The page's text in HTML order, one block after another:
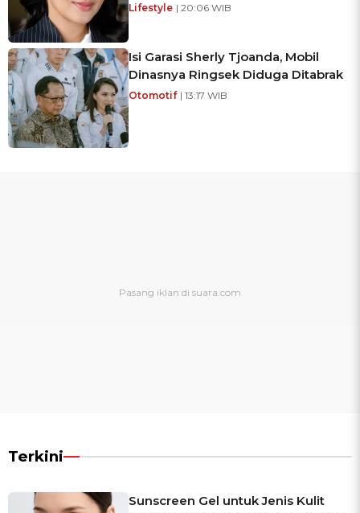
Lifestyle | 20:06 WIB
Isi Garasi Sherly Tjoanda, Mobil
Dinasnya Ringsek Diduga Ditabrak
Otomotif | 13:17 WIB
Terkini
Sunscreen Gel untuk Jenis Kulit